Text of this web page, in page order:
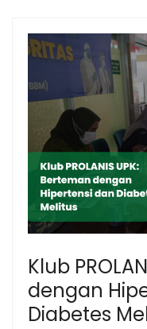
Klub
dengan
Diabetes